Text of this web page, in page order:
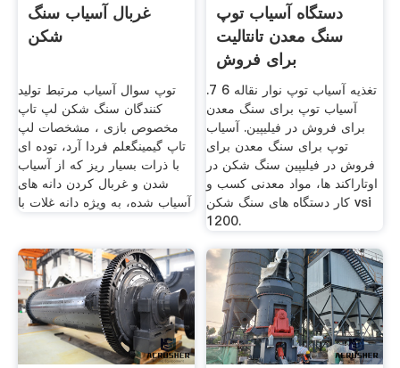
غربال آسیاب سنگ
شکن
توپ سوال آسیاب مرتبط تولید
کنندگان سنگ شکن لپ تاپ
مخصوص بازی ، مشخصات لپ
تاپ گیمینگعلم فردا آرد، توده ای
با ذرات بسیار ریز که از آسیاب
شدن و غربال کردن دانه های
آسیاب شده، به ویژه دانه غلات با
دستگاه آسیاب توپ
سنگ معدن تانتالیت
برای فروش
تغذیه آسیاب توپ نوار نقاله 6 7.
آسیاب توپ برای سنگ معدن
برای فروش در فیلیپین. آسیاب
توپ برای سنگ معدن برای
فروش در فیلیپین سنگ شکن در
اوتاراکند ها، مواد معدنی کسب و
کار دستگاه های سنگ شکن vsi
1200.